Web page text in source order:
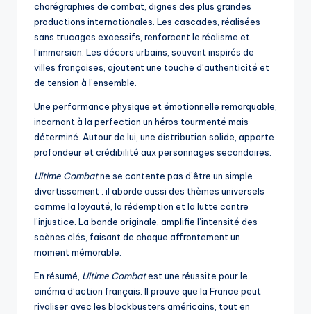
chorégraphies de combat, dignes des plus grandes
productions internationales. Les cascades, réalisées
sans trucages excessifs, renforcent le réalisme et
l’immersion. Les décors urbains, souvent inspirés de
villes françaises, ajoutent une touche d’authenticité et
de tension à l’ensemble.
Une performance physique et émotionnelle remarquable,
incarnant à la perfection un héros tourmenté mais
déterminé. Autour de lui, une distribution solide, apporte
profondeur et crédibilité aux personnages secondaires.
Ultime Combatne se contente pas d’être un simple
divertissement : il aborde aussi des thèmes universels
comme la loyauté, la rédemption et la lutte contre
l’injustice. La bande originale, amplifie l’intensité des
scènes clés, faisant de chaque affrontement un
moment mémorable.
En résumé, Ultime Combatest une réussite pour le
cinéma d’action français. Il prouve que la France peut
rivaliser avec les blockbusters américains, tout en